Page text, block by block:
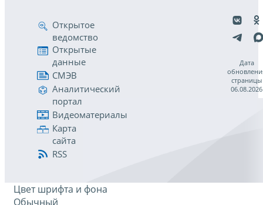
Открытое
ведомство
Открытые
данные
СМЭВ
Аналитический
портал
Видеоматериалы
Карта
сайта
RSS
Дата
страницы
06.08.2026
Цвет шрифта и фона
Обычный